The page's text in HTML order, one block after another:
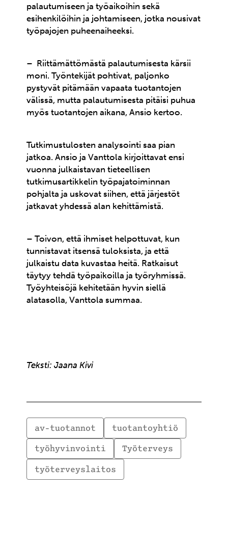
palautumiseen ja työaikoihin sekä
esihenkilöihin ja johtamiseen, jotka nousivat
työpajojen puheenaiheeksi.
– Riittämättömästä palautumisesta kärsii
moni. Työntekijät pohtivat, paljonko
pystyvät pitämäänvapaata tuotantojen
välissä, mutta palautumisesta pitäisi puhua
myös tuotantojen aikana, Ansio kertoo.
Tutkimustulosten analysointi saa pian
jatkoa. Ansio ja Vanttola kirjoittavat ensi
vuonna julkaistavan tieteellisen
tutkimusartikkelin työpajatoiminnan
pohjalta ja uskovat siihen, että järjestöt
jatkavat yhdessä alan kehittämistä.
– Toivon, että ihmiset helpottuvat, kun
tunnistavat itsensä tuloksista, ja että
julkaistu data kuvastaa heitä. Ratkaisut
täytyy tehdä työpaikoilla ja työryhmissä.
Työyhteisöjä kehitetään hyvin siellä
alatasolla, Vanttola summaa.
Teksti: Jaana Kivi
av-tuotannot
tuotantoyhtiö
työhyvinvointi
Työterveys
työterveyslaitos